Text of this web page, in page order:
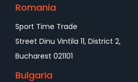
Romania
Sport Time Trade
Street Dinu Vintila 11, District 2,
Bucharest 021101
Bulgaria